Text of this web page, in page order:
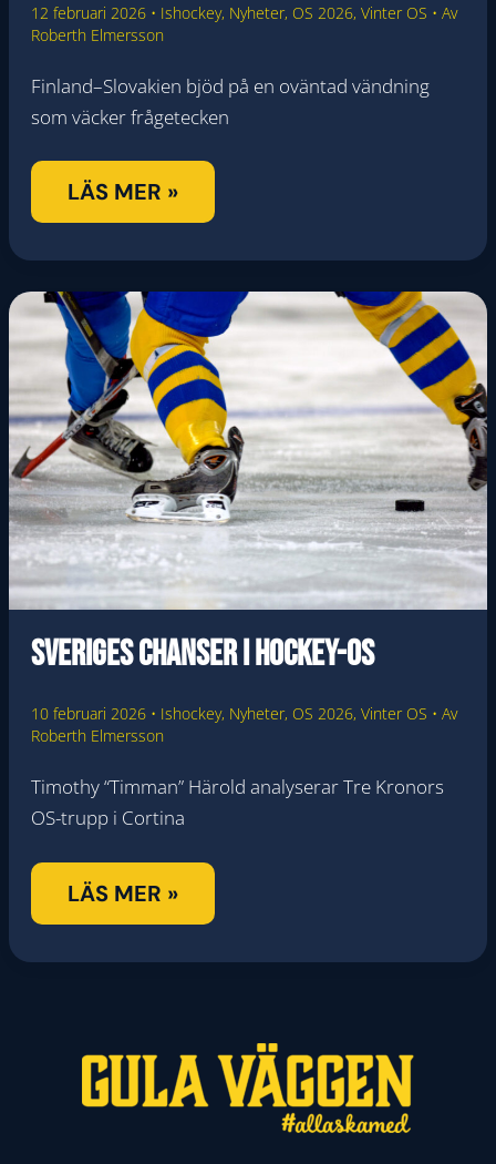
12 februari 2026 • Ishockey, Nyheter, OS 2026, Vinter OS • Av
Roberth Elmersson
Finland–Slovakien bjöd på en oväntad vändning
som väcker frågetecken
SPELTIPS:
FINLAND
–
SVERIGE
(OS)
LÄS MER »
Sveriges chanser i Hockey-OS
10 februari 2026 • Ishockey, Nyheter, OS 2026, Vinter OS • Av
Roberth Elmersson
Timothy “Timman” Härold analyserar Tre Kronors
OS-trupp i Cortina
SVERIGES
CHANSER
I
LÄS MER »